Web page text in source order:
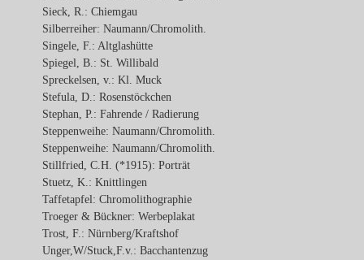
Sieck, R.: Chiemgau
Silberreiher: Naumann/Chromolith.
Singele, F.: Altglashütte
Spiegel, B.: St. Willibald
Spreckelsen, v.: Kl. Muck
Stefula, D.: Rosenstöckchen
Stephan, P.: Fahrende / Radierung
Steppenweihe: Naumann/Chromolith.
Steppenweihe: Naumann/Chromolith.
Stillfried, C.H. (*1915): Porträt
Stuetz, K.: Knittlingen
Taffetapfel: Chromolithographie
Troeger & Bückner: Werbeplakat
Trost, F.: Nürnberg/Kraftshof
Unger,W/Stuck,F.v.: Bacchantenzug